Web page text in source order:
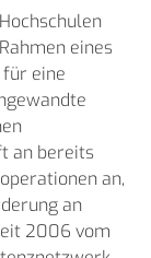
eines
eine
an bereits
an,
an
2006 vom